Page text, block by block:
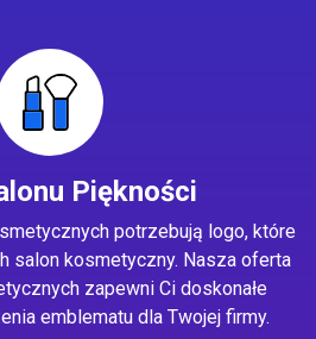
Piękności
potrzebują logo, które
salon kosmetyczny. Nasza oferta
zapewni Ci doskonałe
emblematu dla Twojej firmy.